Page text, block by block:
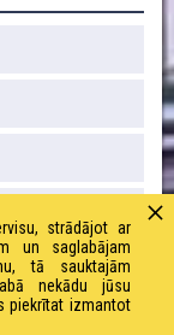
strādājot ar
un saglabājam
tā sauktajām
nekādu jūsu
piekrītat izmantot